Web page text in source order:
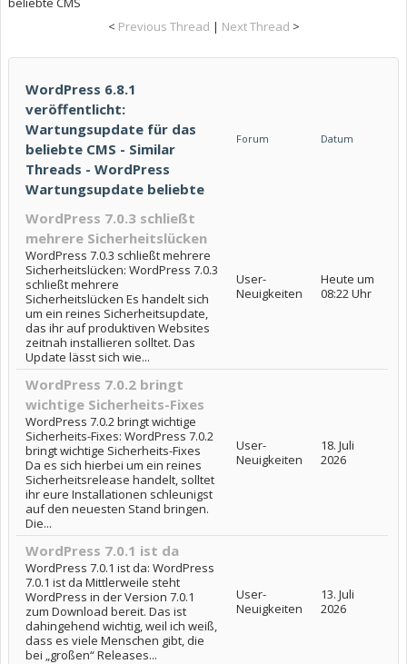
< Previous Thread | Next Thread >
WordPress 6.8.1
veröffentlicht:
Wartungsupdate für das
beliebte CMS - Similar
Threads - WordPress
Wartungsupdate beliebte
Forum Datum
WordPress 7.0.3 schließt
mehrere Sicherheitslücken
WordPress 7.0.3 schließt mehrere
Sicherheitslücken: WordPress 7.0.3
schließt mehrere
Sicherheitslücken Es handelt sich
um ein reines Sicherheitsupdate,
das ihr auf produktiven Websites
zeitnah installieren solltet. Das
Update lässt sich wie...
User-
Neuigkeiten
Heute um
08:22 Uhr
WordPress 7.0.2 bringt
wichtige Sicherheits-Fixes
WordPress 7.0.2 bringt wichtige
Sicherheits-Fixes: WordPress 7.0.2
bringt wichtige Sicherheits-Fixes
Da es sich hierbei um ein reines
Sicherheitsrelease handelt, solltet
ihr eure Installationen schleunigst
auf den neuesten Stand bringen.
Die...
User-
Neuigkeiten
18. Juli
2026
WordPress 7.0.1 ist da
WordPress 7.0.1 ist da: WordPress
7.0.1 ist da Mittlerweile steht
WordPress in der Version 7.0.1
zum Download bereit. Das ist
dahingehend wichtig, weil ich weiß,
dass es viele Menschen gibt, die
bei „großen“ Releases...
User-
Neuigkeiten
13. Juli
2026